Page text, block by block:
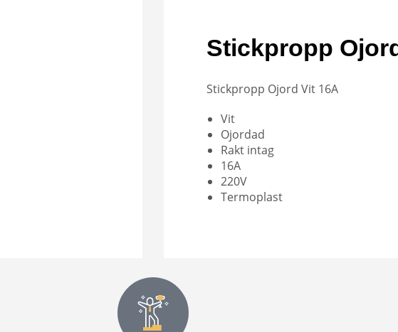
Stickpropp
Stickpropp Ojord Vit 16A
Vit
Ojordad
Rakt intag
16A
220V
Termoplast